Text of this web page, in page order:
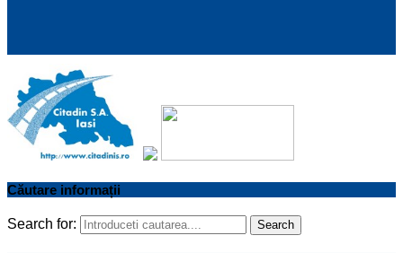
Căutare informații
Search for: Search